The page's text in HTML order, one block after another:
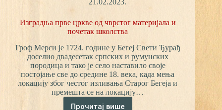
21.02.2023.
Изградња прве цркве од чврстог материјала и
почетак школства
Гроф Мерси је 1724. године у Бегеј Свети Ђурађ
доселио двадесетак српских и румунских
породица и тако је село наставило своје
постојање све до средине 18. века, када мења
локацију због честог изливања Старог Бегеја и
премешта се на локацију…
Прочитај више